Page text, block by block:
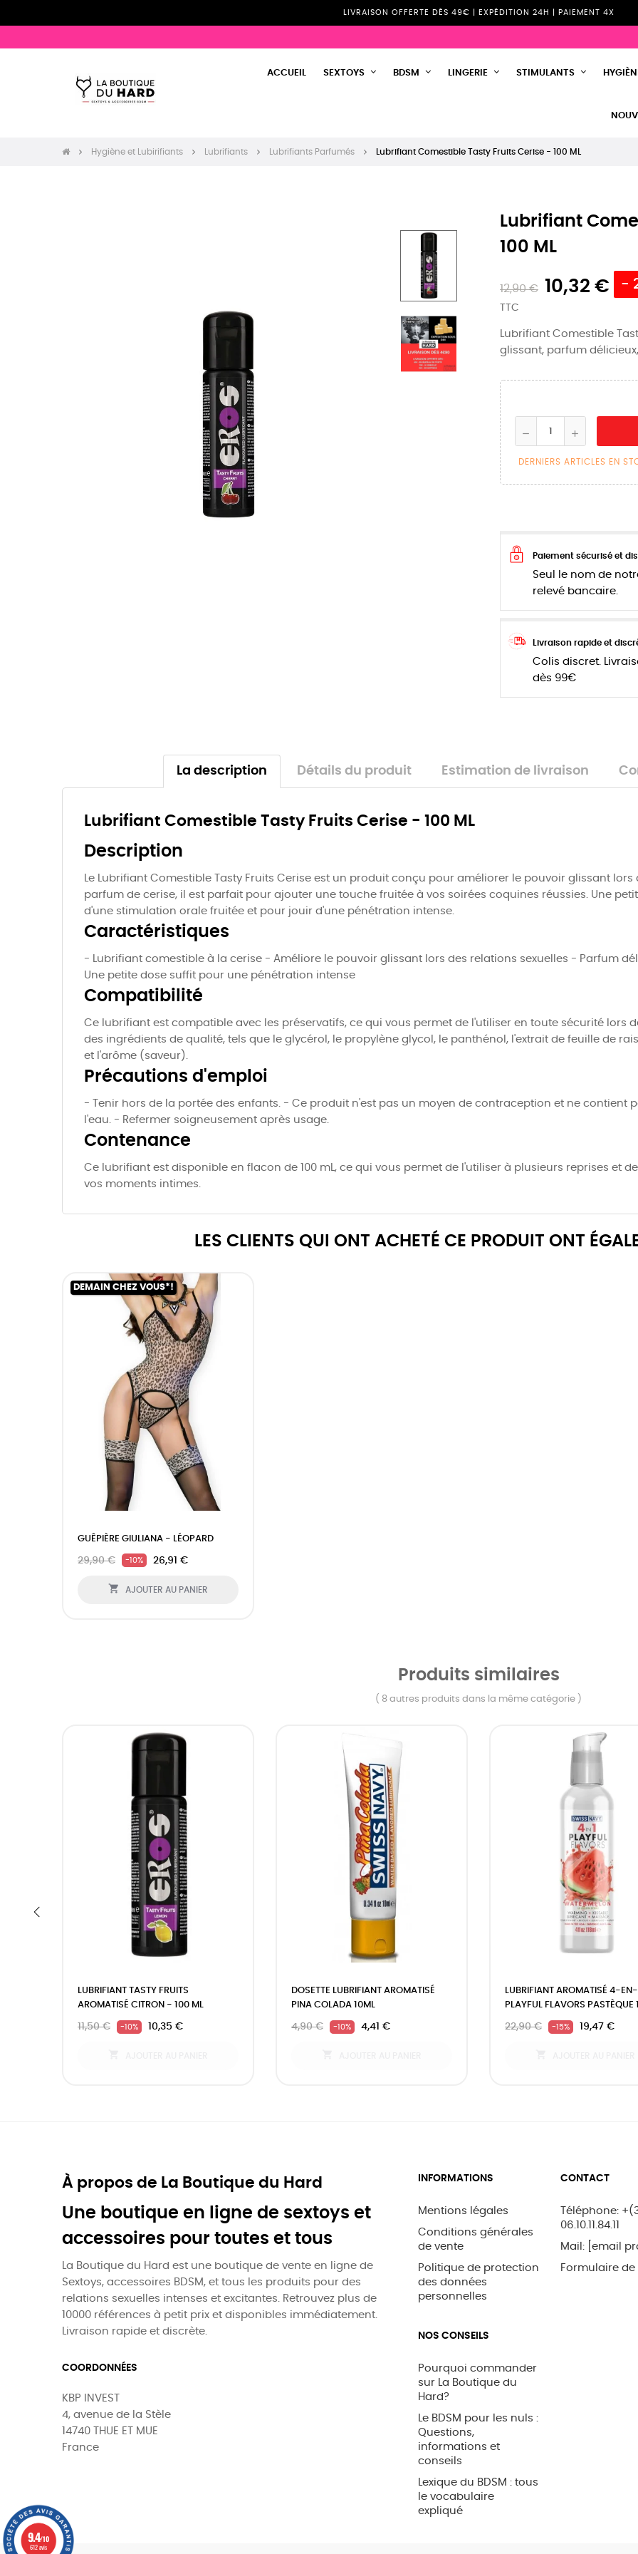
LIVRAISON OFFERTE DÈS 49€ | EXPÉDITION 24H | PAIEMENT 4X
ACCUEIL SEXTOYS BDSM LINGERIE STIMULANTS
Hygiène et Lubirifiants Lubrifiants Lubrifiants Parfumés Lubrifiant Comestible Tasty Fruits Cerise - 100 ML
Lubrifiant
100 ML
12,90 € 10,32 € -
TTC
Lubrifiant Comestible
glissant, parfum
DERNIERS ARTICLES EN
Paiement sécurisé et
Seul le nom de
relevé bancaire.
Livraison rapide et
Colis discret.
dès 99€
La description Détails du produit Estimation de livraison
Lubrifiant Comestible Tasty Fruits Cerise - 100 ML
Description
Le Lubrifiant Comestible Tasty Fruits Cerise est un produit conçu pour améliorer le pouvoir glissant lors
parfum de cerise, il est parfait pour ajouter une touche fruitée à vos soirées coquines réussies. Une
d'une stimulation orale fruitée et pour jouir d'une pénétration intense.
Caractéristiques
- Lubrifiant comestible à la cerise - Améliore le pouvoir glissant lors des relations sexuelles - Parfum
Une petite dose suffit pour une pénétration intense
Compatibilité
Ce lubrifiant est compatible avec les préservatifs, ce qui vous permet de l'utiliser en toute sécurité lors
des ingrédients de qualité, tels que le glycérol, le propylène glycol, le panthénol, l'extrait de feuille de
et l'arôme (saveur).
Précautions d'emploi
- Tenir hors de la portée des enfants. - Ce produit n'est pas un moyen de contraception et ne contient
l'eau. - Refermer soigneusement après usage.
Contenance
Ce lubrifiant est disponible en flacon de 100 mL, ce qui vous permet de l'utiliser à plusieurs reprises et
vos moments intimes.
LES CLIENTS QUI ONT ACHETÉ CE PRODUIT ONT
DEMAIN CHEZ VOUS*!
GUÊPIÈRE GIULIANA - LÉOPARD
29,90 € -10% 26,91 €
 AJOUTER AU PANIER
Produits similaires
( 8 autres produits dans la même catégorie )
LUBRIFIANT TASTY FRUITS
AROMATISÉ CITRON - 100 ML
11,50 € -10% 10,35 €
DOSETTE LUBRIFIANT AROMATISÉ
PINA COLADA 10ML
4,90 € -10% 4,41 €
LUBRIFIANT AROMATISÉ 4-EN-
PLAYFUL FLAVORS PASTÈQUE
22,90 € -15% 19,47 €
À propos de La Boutique du Hard
Une boutique en ligne de sextoys et
accessoires pour toutes et tous
La Boutique du Hard est une boutique de vente en ligne de
Sextoys, accessoires BDSM, et tous les produits pour des
relations sexuelles intenses et excitantes. Retrouvez plus de
10000 références à petit prix et disponibles immédiatement.
Livraison rapide et discrète.
COORDONNÉES
KBP INVEST
4, avenue de la Stèle
14740 THUE ET MUE
France
INFORMATIONS
Mentions légales
Conditions générales
de vente
Politique de protection
des données
personnelles
NOS CONSEILS
Pourquoi commander
sur La Boutique du
Hard?
Le BDSM pour les nuls :
Questions,
informations et
conseils
Lexique du BDSM : tous
le vocabulaire
expliqué
CONTACT
Téléphone:
06.10.11.84.11
Mail:
[email
Formulaire
0
9.4/10
612 avis